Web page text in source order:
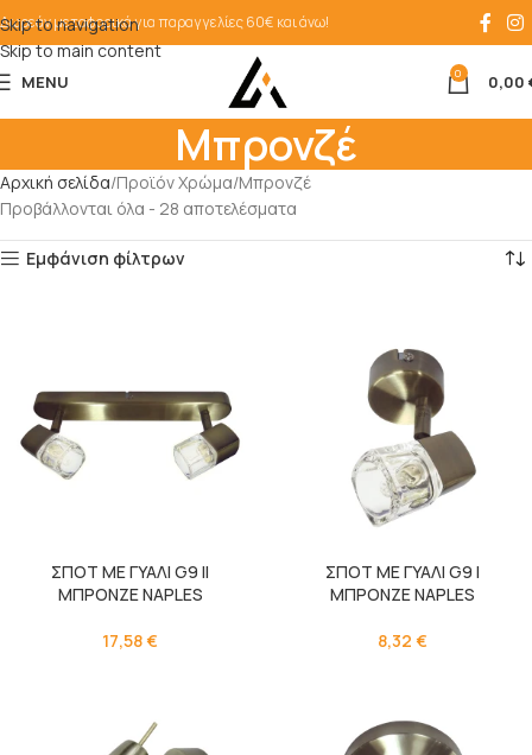
Skip to navigation
Skip to main content
Δωρεάν μεταφορικά για παραγγελίες 60€ και άνω!
MENU 0 0,00
Μπρονζέ
Αρχική σελίδα Προϊόν Χρώμα Μπρονζέ
Προβάλλονται όλα - 28 αποτελέσματα
Εμφάνιση φίλτρων
ΣΠΟΤ ΜΕ ΓΥΑΛΙ G9 II
ΜΠΡΟΝΖΕ NAPLES
17,58€
ΣΠΟΤ ΜΕ ΓΥΑΛΙ G9 I
ΜΠΡΟΝΖΕ NAPLES
8,32 €